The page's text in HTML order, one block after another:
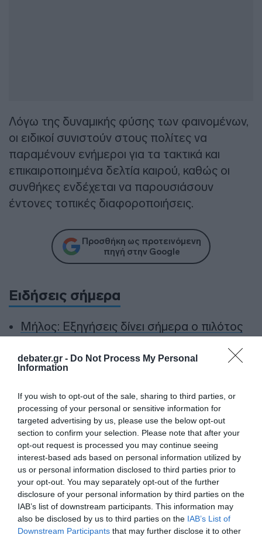
debater.gr - Do Not Process My Personal
Information
If you wish to opt-out of the sale, sharing to third parties, or
processing of your personal or sensitive information for
targeted advertising by us, please use the below opt-out
section to confirm your selection. Please note that after your
opt-out request is processed you may continue seeing
interest-based ads based on personal information utilized by
us or personal information disclosed to third parties prior to
your opt-out. You may separately opt-out of the further
disclosure of your personal information by third parties on the
IAB’s list of downstream participants. This information may
also be disclosed by us to third parties on the IAB’s List of
Downstream Participants that may further disclose it to other
Λόγω της δυναμικής φύσης των φαινομένων,
οι ειδικοί συνιστούν στους πολίτες να
παραμένουν ενήμεροι για τα τακτικά και
επικαιροποιημένα δελτία καιρού, καθώς οι
συνθήκες ενδέχεται να παρουσιάσουν
έντονες τοπικές διαφοροποιήσεις.
Προσθήκη ως προτεινόμενη
πηγή στην Google
Ειδήσεις σήμερα
Μήλος: Εξηγήσεις δίνει σήμερα ο πιλότος
που προσγείωσε το ελικόπτερο στο
Σαρακήνικο
αυτοκίνητο της πρώην συντρόφου του και
παρακολουθούσε τις κινήσεις της
Ηλεία: 31χρονη τραυματίστηκε σοβαρά
στον αυχένα μετά από βουτιά στη Γλύφα –
Συνελήφθη ο σύζυγός της
Τραγωδία στη Ρόδο: Χωρίς τις αισθήσεις
του ανασύρθηκε από τη θάλασσα
72χρονος Σουηδός τουρίστας